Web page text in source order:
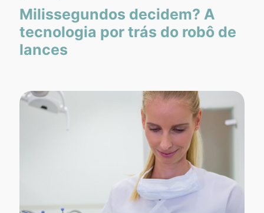
Milissegundos decidem? A
tecnologia por trás do robô de
lances